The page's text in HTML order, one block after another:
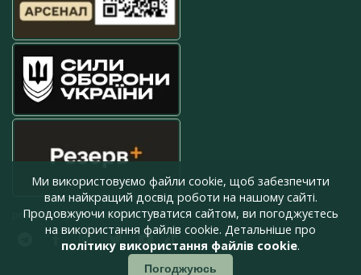
press@armyinform.com.ua
Ми використовуємо файли cookie, щоб забезпечити
вам найкращий досвід роботи на нашому сайті.
Продовжуючи користуватися сайтом, ви погоджуєтесь
на використання файлів cookie. Детальніше про
політику використання файлів cookie.
Погоджуюсь